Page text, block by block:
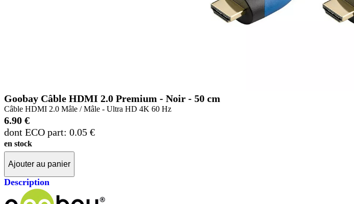
Goobay Câble HDMI 2.0 Premium - Noir - 50 cm
Câble HDMI 2.0 Mâle / Mâle - Ultra HD 4K 60 Hz
6.90 €
dont ECO part: 0.05 €
en stock
Ajouter au panier
Description